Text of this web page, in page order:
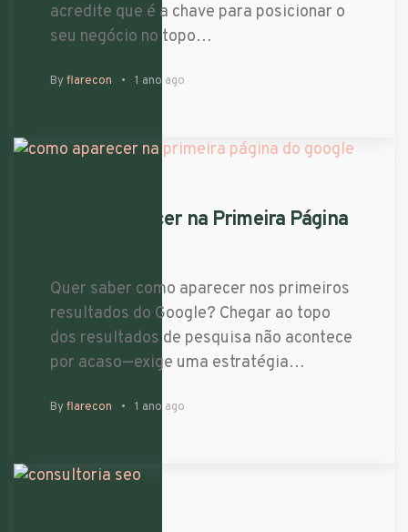
acredite que é a chave para posicionar o
seu negócio no topo…
Byflarecon 1 ano ago
Como Aparecer na Primeira Página
Quer saber como aparecer nos primeiros
resultados do Google? Chegar ao topo
dos resultados de pesquisa não acontece
por acaso—exige uma estratégia…
Byflarecon 1 ano ago